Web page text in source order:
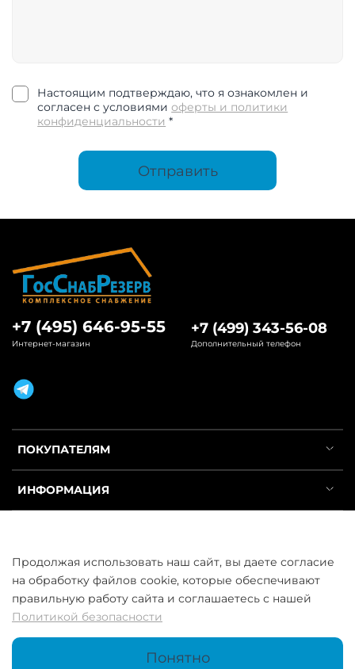
Настоящим подтверждаю, что я ознакомлен и
согласен с условиямиоферты и политики
конфиденциальности *
Отправить
ПОКУПАТЕЛЯМ
ИНФОРМАЦИЯ
+7 (495) 646-95-55
Интернет-магазин
+7 (499) 343-56-08
Дополнительный телефон
ООО «ГосСнабРезерв» © 2013–2026 - Продажа труб оптом и в
розницу
Продолжая использовать наш сайт, вы даете согласие
на обработку файлов cookie, которые обеспечивают
правильную работу сайта и соглашаетесь с нашей
Политикой безопасности
Понятно